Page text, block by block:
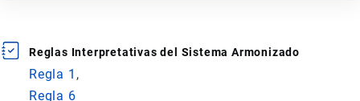
Reglas Interpretativas del Sistema Armonizado
Regla 1
Regla 6